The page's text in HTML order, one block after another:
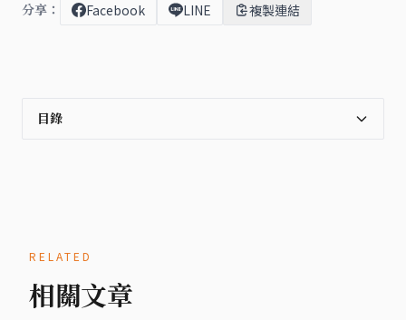
分享： Facebook LINE 複製連結
目錄
RELATED
相關文章